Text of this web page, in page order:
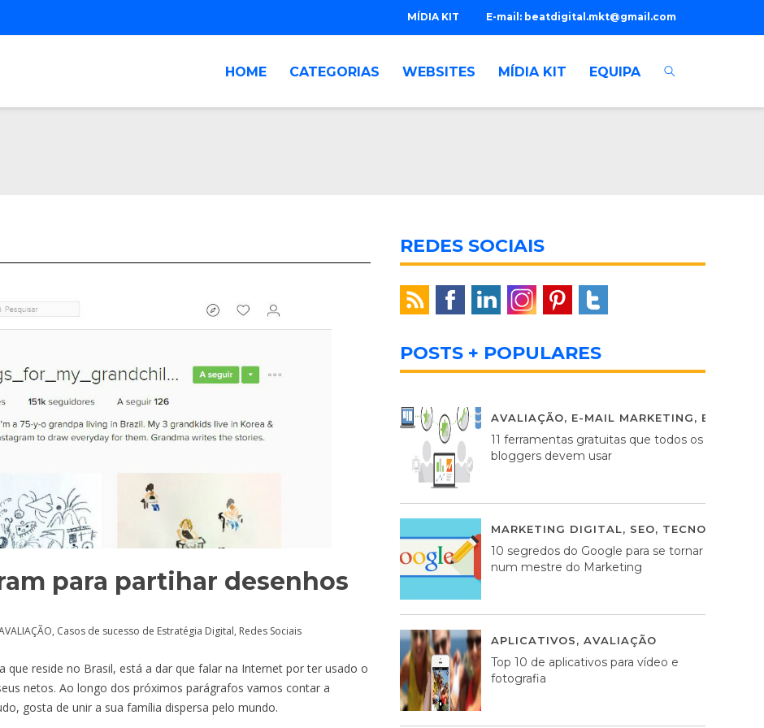
E-mail: beatdigital.mkt@gmail.com
MÍDIA KIT
HOME CATEGORIAS WEBSITES MÍDIA KIT EQUIPA
para partihar desenhos
, Casos de sucesso de Estratégia Digital, Redes Sociais
que reside no Brasil, está a dar que falar na Internet por ter usado o
netos. Ao longo dos próximos parágrafos vamos contar a
gosta de unir a sua família dispersa pelo mundo.
REDES SOCIAIS
POSTS + POPULARES
AVALIAÇÃO, E-MAIL MARKETING,
11 ferramentas gratuitas que todos os
bloggers devem usar
MARKETING DIGITAL, SEO, TECNOLOGIA
10 segredos do Google para se tornar
num mestre do Marketing
APLICATIVOS, AVALIAÇÃO
Top 10 de aplicativos para vídeo e
fotografia